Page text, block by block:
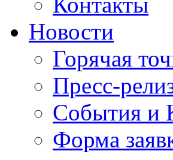
Новости
Горячая
Пресс-
События и
Форма